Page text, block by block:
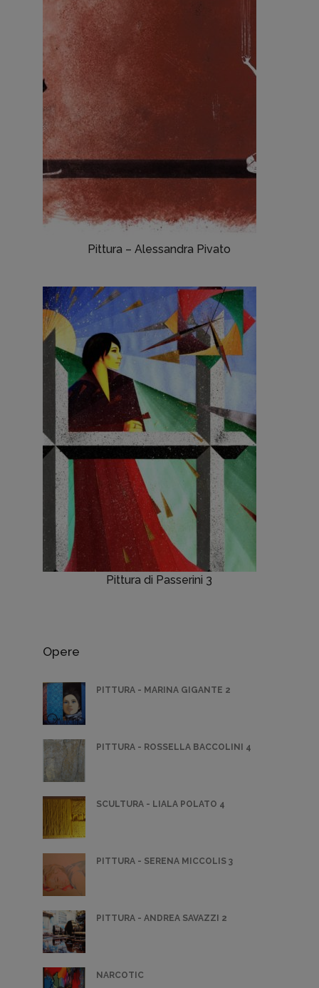
Pittura – Alessandra Pivato
Pittura di Passerini 3
Opere
PITTURA - MARINA GIGANTE 2
PITTURA - ROSSELLA BACCOLINI 4
SCULTURA - LIALA POLATO 4
PITTURA - SERENA MICCOLIS 3
PITTURA - ANDREA SAVAZZI 2
NARCOTIC